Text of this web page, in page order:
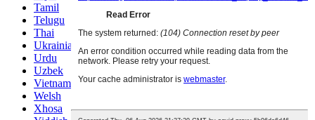
Tamil
Telugu
Thai
Ukrainian
Urdu
Uzbek
Vietnamese
Welsh
Xhosa